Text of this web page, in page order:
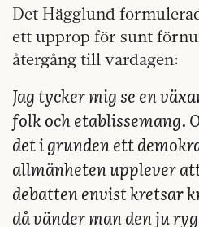
Det Hägglund
ett upprop för sunt
återgång till vardagen:
Jag tycker mig se en
folk och etablissemang.
det i grunden ett
allmänheten upplever
debatten envist kretsar
då vänder man den ju